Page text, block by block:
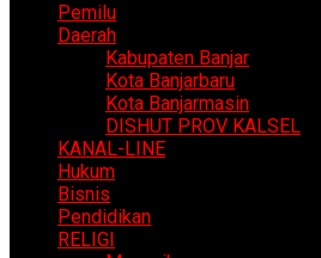
Pemilu
Daerah
Kabupaten Banjar
Kota Banjarbaru
Kota Banjarmasin
DISHUT PROV KALSEL
KANAL-LINE
Hukum
Bisnis
Pendidikan
RELIGI